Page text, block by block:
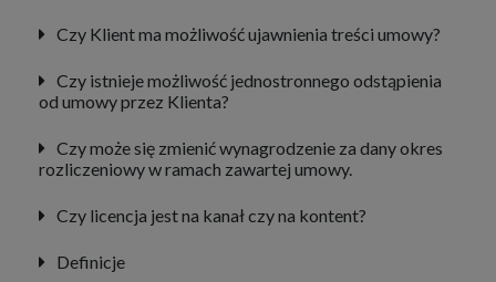
Czy Klient ma możliwość ujawnienia treści umowy?
Czy istnieje możliwość jednostronnego odstąpienia
od umowy przez Klienta?
Czy może się zmienić wynagrodzenie za dany okres
rozliczeniowy w ramach zawartej umowy.
Czy licencja jest na kanał czy na kontent?
Definicje